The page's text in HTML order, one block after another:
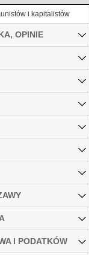
i kapitalistów
OPINIE
I PODATKÓW